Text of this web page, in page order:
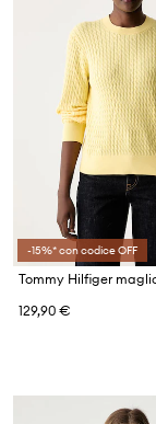
-15%* con codice OFF
129,90 €